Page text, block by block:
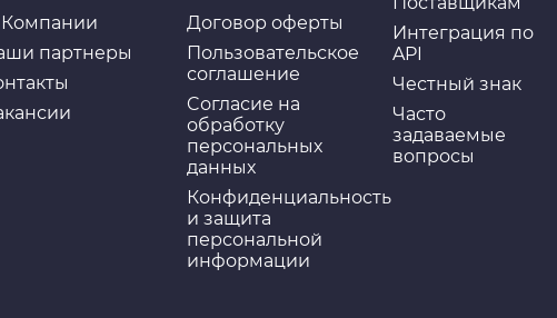
партнеры
Договор оферты
Пользовательское
соглашение
Cогласие на
обработку
персональных
данных
Конфиденциальность
и защита
персональной
информации
Интеграция по
API
Честный знак
Часто
задаваемые
вопросы